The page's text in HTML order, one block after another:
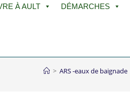
À AULT DÉMARCHES
> ARS -eaux de baignade